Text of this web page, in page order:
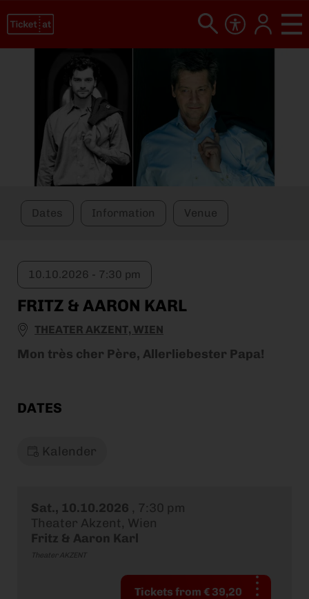
Dates Information Venue
10.10.2026 - 7:30 pm
FRITZ & AARON KARL
THEATER AKZENT, WIEN
Mon très cher Père, Allerliebester Papa!
DATES
Kalender
Sat., 10.10.2026 , 7:30 pm
Theater Akzent, Wien
Fritz & Aaron Karl
Theater AKZENT
Tickets from € 39,20